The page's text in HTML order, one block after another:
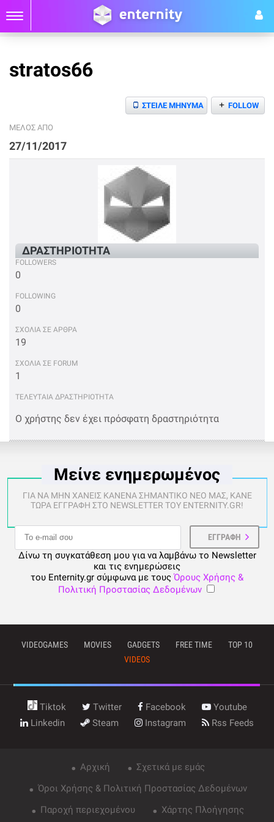
stratos66
+ FOLLOW
ΣΤΕΙΛΕ ΜΗΝΥΜΑ
ΜΕΛΟΣ ΑΠΟ
27/11/2017
ΔΡΑΣΤΗΡΙΟΤΗΤΑ
FOLLOWERS
0
FOLLOWING
0
ΣΧΟΛΙΑ ΣΕ ΑΡΘΡΑ
19
ΣΧΟΛΙΑ ΣΕ FORUM
1
ΤΕΛΕΥΤΑΙΑ ΔΡΑΣΤΗΡΙΟΤΗΤΑ
Ο χρήστης δεν έχει πρόσφατη δραστηριότητα
Μείνε ενημερωμένος
ΓΙΑ ΝΑ ΜΗΝ ΧΑΝΕΙΣ ΚΑΝΕΝΑ ΣΗΜΑΝΤΙΚΟ ΝΕΟ ΜΑΣ, ΚΑΝΕ
ΤΩΡΑ ΕΓΓΡΑΦΗ ΣΤΟ NEWSLETTER ΤΟΥ ENTERNITY.GR!
Δίνω τη συγκατάθεση μου για να λαμβάνω το Newsletter
και τις ενημερώσεις
του Enternity.gr σύμφωνα με τους Όρους Χρήσης &
Πολιτική Προστασίας Δεδομένων
VIDEOGAMES MOVIES GADGETS FREE TIME
TOP 10
VIDEOS
Tiktok Twitter Facebook
Youtube
Linkedin
Steam Instagram Rss Feeds
Αρχική
Σχετικά με εμάς
Όροι Χρήσης & Πολιτική Προστασίας Δεδομένων
Παροχή περιεχομένου
Χάρτης Πλοήγησης